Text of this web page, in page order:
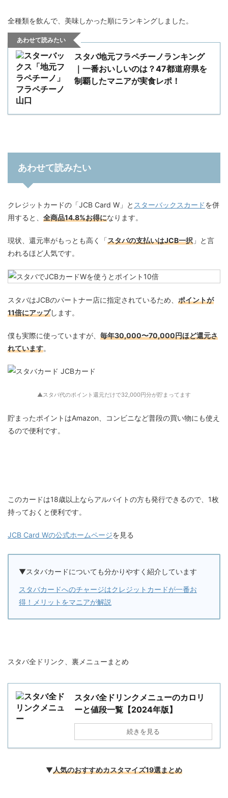
全種類を飲んで、美味しかった順にランキングしました。
あわせて読みたい
スタバ地元フラペチーノランキング
｜一番おいしいのは？47都道府県を
制覇したマニアが実食レポ！
あわせて読みたい
クレジットカードの「JCB Card W」と スターバックスカードを併
用すると、 全商品14.8%お得になります。
現状、還元率がもっとも高く「スタバの支払いはJCB一択 」と言
われるほど人気です。
スタバはJCBのパートナー店に指定されているため、 ポイントが
11倍にアップします。
僕も実際に使っていますが、 毎年30,000〜70,000円ほど還元さ
れています。
▲スタバ代のポイント還元だけで32,000円分が貯まってます
貯まったポイントはAmazon、コンビニなど普段の買い物にも使え
るので便利です。
このカードは18歳以上ならアルバイトの方も発行できるので、1枚
持っておくと便利です。
JCB Card Wの公式ホームページを見る
▼スタバカードについても分かりやすく紹介しています
スタバカードへのチャージはクレジットカードが一番お
得！メリットをマニアが解説
スタバ全ドリンク、裏メニューまとめ
スタバ全ドリンクメニューのカロリ
ーと値段一覧【2024年版】
続きを見る
▼人気のおすすめカスタマイズ19選まとめ